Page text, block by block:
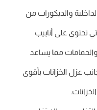
والديكورات من
تحتوي على أنابيب
مما يساعد
عزل الخزانات بأقوى